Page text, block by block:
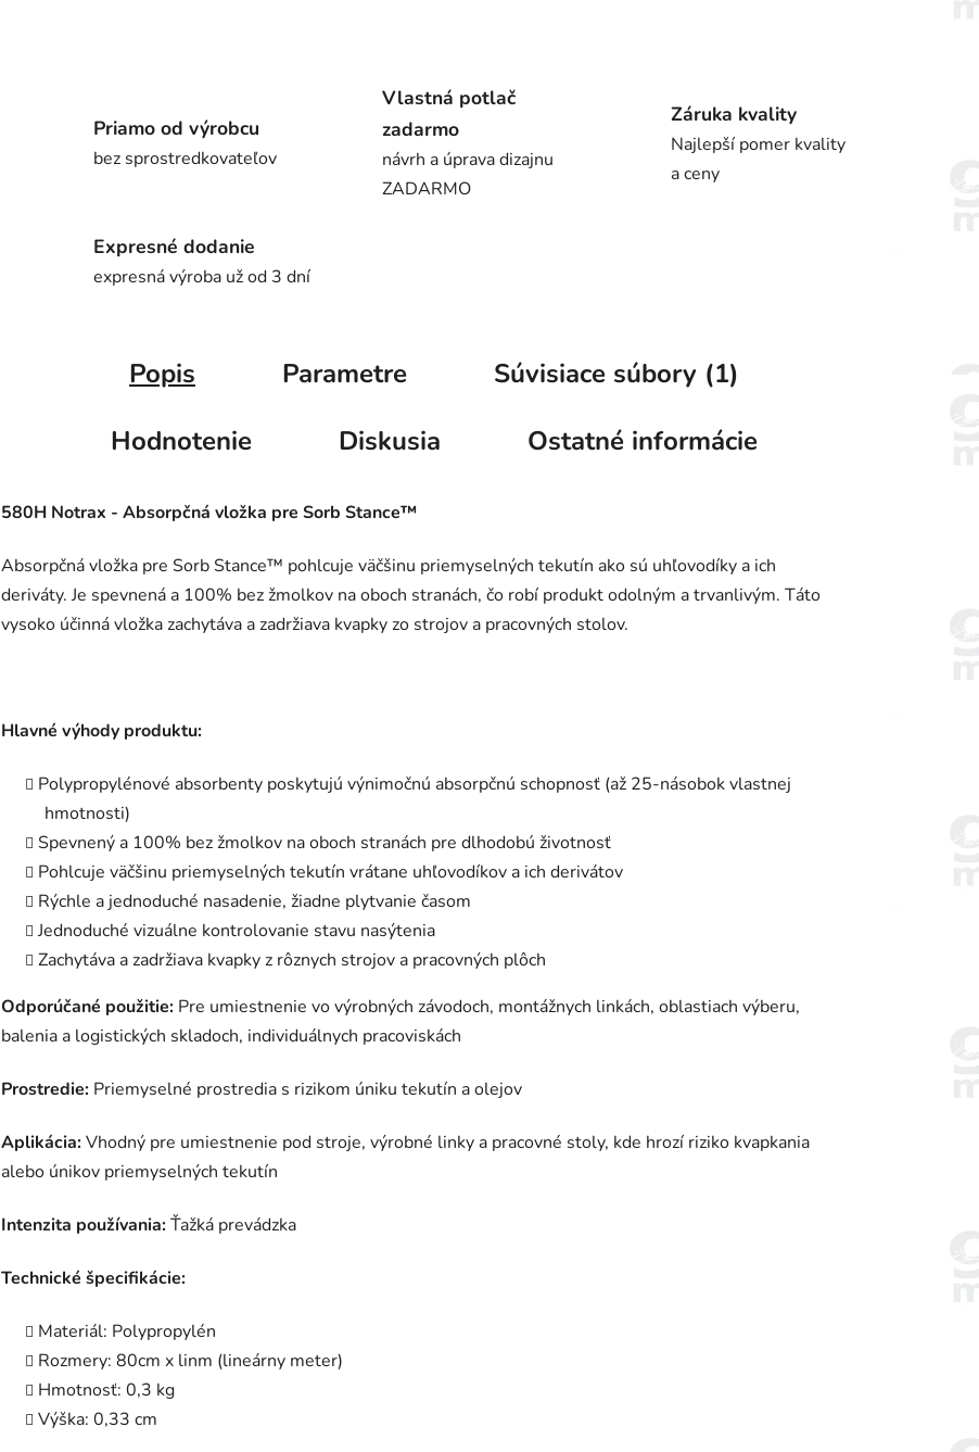
Priamo od výrobcu
bez sprostredkovateľov
Vlastná potlač
zadarmo
návrh a úprava dizajnu
ZADARMO
Záruka kvality
Najlepší pomer kvality
a ceny
Expresné dodanie
expresná výroba už od 3 dní
Popis Parametre
Súvisiace súbory (1)
Hodnotenie
Diskusia Ostatné informácie
580H Notrax - Absorpčná vložka pre Sorb Stance™
Absorpčná vložka pre Sorb Stance™ pohlcuje väčšinu priemyselných tekutín ako sú uhľovodíky a ich
deriváty. Je spevnená a 100% bez žmolkov na oboch stranách, čo robí produkt odolným a trvanlivým. Táto
vysoko účinná vložka zachytáva a zadržiava kvapky zo strojov a pracovných stolov.
Hlavné výhody produktu:
Polypropylénové absorbenty poskytujú výnimočnú absorpčnú schopnosť (až 25-násobok vlastnej
hmotnosti)
Spevnený a 100% bez žmolkov na oboch stranách pre dlhodobú životnosť
Pohlcuje väčšinu priemyselných tekutín vrátane uhľovodíkov a ich derivátov
Rýchle a jednoduché nasadenie, žiadne plytvanie časom
Jednoduché vizuálne kontrolovanie stavu nasýtenia
Zachytáva a zadržiava kvapky z rôznych strojov a pracovných plôch
Odporúčané použitie: Pre umiestnenie vo výrobných závodoch, montážnych linkách, oblastiach výberu,
balenia a logistických skladoch, individuálnych pracoviskách
Prostredie: Priemyselné prostredia s rizikom úniku tekutín a olejov
Aplikácia:Vhodný pre umiestnenie pod stroje, výrobné linky a pracovné stoly, kde hrozí riziko kvapkania
alebo únikov priemyselných tekutín
Intenzita používania:Ťažká prevádzka
Technické špecifikácie:
Materiál: Polypropylén
Rozmery: 80cm x linm (lineárny meter)
Hmotnosť: 0,3 kg
Výška: 0,33 cm